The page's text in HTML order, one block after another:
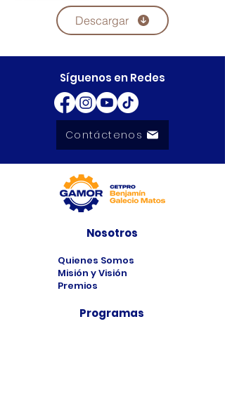
Descargar
Síguenos en Redes
Contáctenos
Nosotros
Quienes Somos
Misión y Visión
Premios
Programas